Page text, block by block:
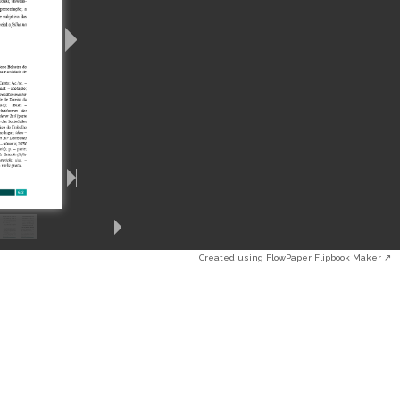
Created using FlowPaper Flipbook Maker ↗